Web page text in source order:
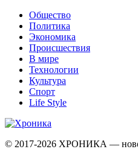
Общество
Политика
Экономика
Происшествия
В мире
Технологии
Культура
Спорт
Life Style
© 2017-2026 ХРОНИКА —